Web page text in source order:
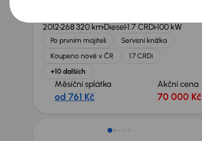
2012268 320 kmDiesel1.7 CRDi100 kW
Po prvním majiteli
Servisní knížka
Koupeno nové v ČR
1.7 CRDi
+10 dalších
Měsíční splátka
od 761 Kč
Akční cena
70 000 Kč